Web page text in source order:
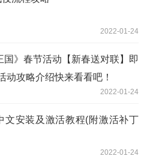
2022-01-24
国》春节活动【新春送对联】即
动攻略介绍快来看看吧！
2022-01-24
文安装及激活教程(附激活补丁
2022-01-24